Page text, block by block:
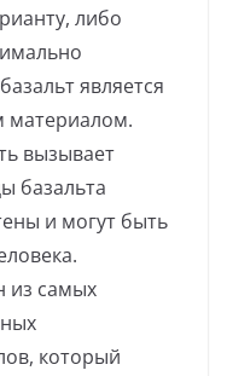
либо
является
материалом.
вызывает
базальта
и могут быть
из самых
который